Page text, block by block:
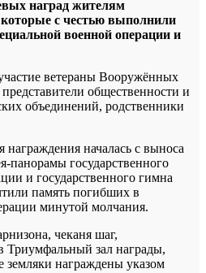
наград жителям
которые с честью выполнили
военной операции и
ветераны Вооружённых
общественности и
объединений, родственники
награждения началась с выноса
панорамы государственного
и государственного гимна
память погибших в
минутой молчания.
чеканя шаг,
Триумфальный зал награды,
награждены указом